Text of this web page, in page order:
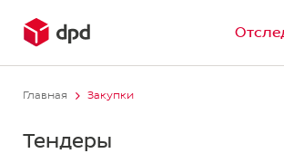
Главная Закупки
Тендеры